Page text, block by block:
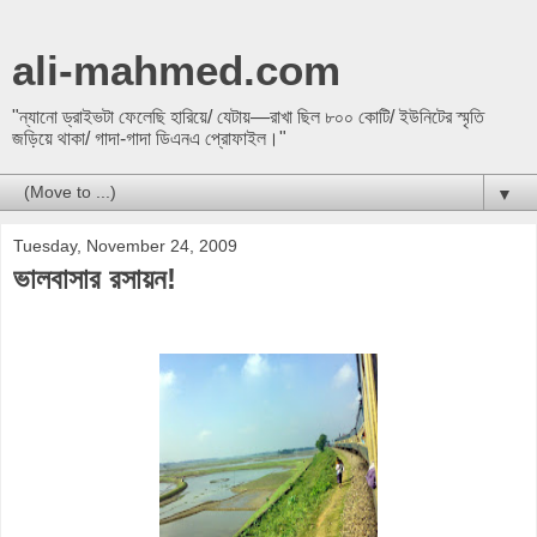
ali-mahmed.com
"ন্যানো ড্রাইভটা ফেলেছি হারিয়ে/ যেটায়—রাখা ছিল ৮০০ কোটি/ ইউনিটের স্মৃতি
জড়িয়ে থাকা/ গাদা-গাদা ডিএনএ প্রোফাইল।"
▼
Tuesday, November 24, 2009
ভালবাসার রসায়ন!